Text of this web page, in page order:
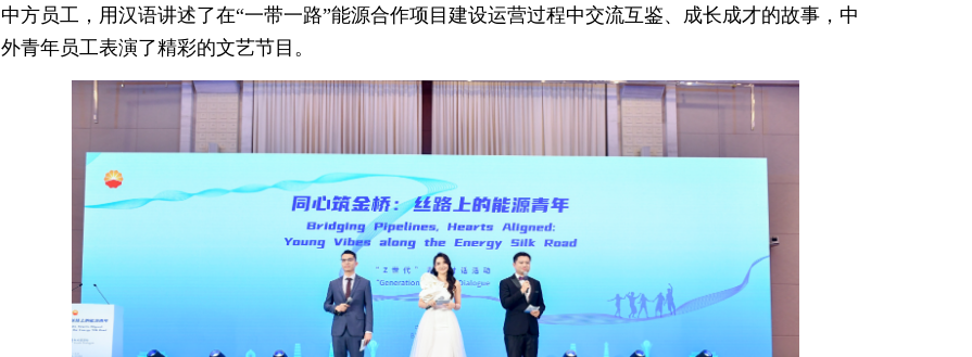
中方员工，用汉语讲述了在“一带一路”能源合作项目建设运营过程中交流互鉴、成长成才的故事，中
外青年员工表演了精彩的文艺节目。